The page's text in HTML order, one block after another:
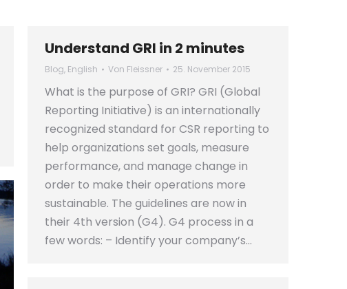
Understand GRI in 2 minutes
Blog, English Von Fleissner 25. November 2015
What is the purpose of GRI? GRI (Global
Reporting Initiative) is an internationally
recognized standard for CSR reporting to
help organizations set goals, measure
performance, and manage change in
order to make their operations more
sustainable. The guidelines are now in
their 4th version (G4). G4 process in a
few words: – Identify your company’s…